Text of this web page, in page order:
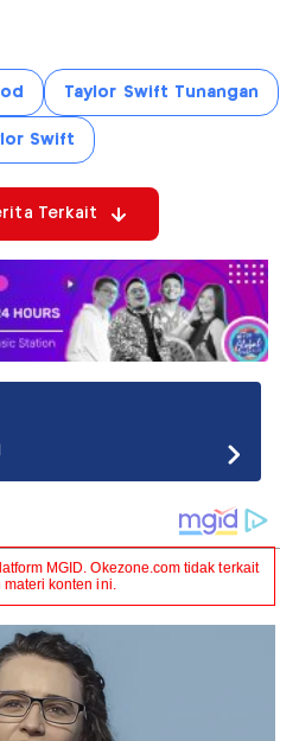
Taylor Swift Tunangan
Swift
Terkait